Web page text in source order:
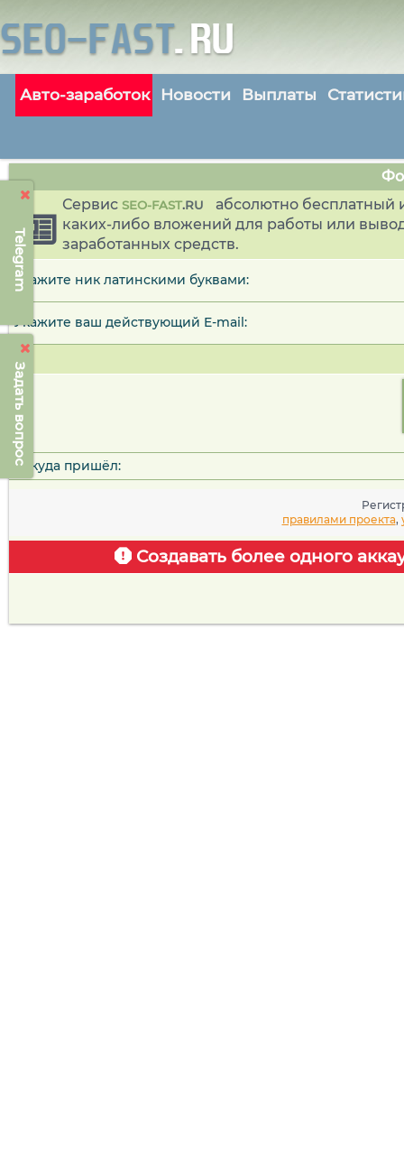
Telegram
Задать вопрос
Авто-заработок Новости Выплаты
Сервис SEO-FAST.RU
абсолютно бесплатный
каких-либо вложений для работы или
заработанных средств.
Укажите ник латинскими буквами:
Укажите ваш действующий E-mail:
Откуда пришёл:
правилами проекта,
Создавать более одного